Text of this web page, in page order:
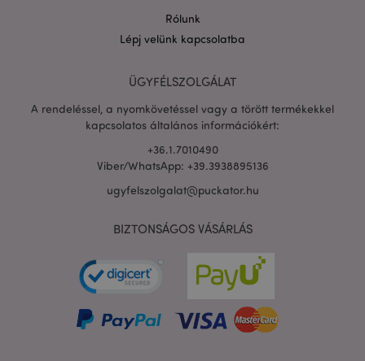
Rólunk
Lépj velünk kapcsolatba
ÜGYFÉLSZOLGÁLAT
A rendeléssel, a nyomkövetéssel vagy a törött termékekkel
kapcsolatos általános információkért:
+36.1.7010490
Viber/WhatsApp: +39.3938895136
ugyfelszolgalat@puckator.hu
BIZTONSÁGOS VÁSÁRLÁS
adatvédelmi szabályzatát